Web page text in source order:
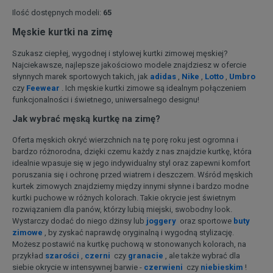
Ilość dostępnych modeli: 65
Męskie kurtki na zimę
Szukasz ciepłej, wygodnej i stylowej kurtki zimowej męskiej?
Najciekawsze, najlepsze jakościowo modele znajdziesz w ofercie
słynnych marek sportowych takich, jak adidas , Nike , Lotto , Umbro
czy Feewear . Ich męskie kurtki zimowe są idealnym połączeniem
funkcjonalności i świetnego, uniwersalnego designu!
Jak wybrać męską kurtkę na zimę?
Oferta męskich okryć wierzchnich na tę porę roku jest ogromna i
bardzo różnorodna, dzięki czemu każdy z nas znajdzie kurtkę, która
idealnie wpasuje się w jego indywidualny styl oraz zapewni komfort
poruszania się i ochronę przed wiatrem i deszczem. Wśród męskich
kurtek zimowych znajdziemy między innymi słynne i bardzo modne
kurtki puchowe w różnych kolorach. Takie okrycie jest świetnym
rozwiązaniem dla panów, którzy lubią miejski, swobodny look.
Wystarczy dodać do niego dżinsy lub joggery oraz sportowe buty
zimowe , by zyskać naprawdę oryginalną i wygodną stylizację.
Możesz postawić na kurtkę puchową w stonowanych kolorach, na
przykład szarości , czerni czy granacie , ale także wybrać dla
siebie okrycie w intensywnej barwie - czerwieni czy niebieskim !
ciepło, a pojemny kaptur doskonale ochroni przed chłodnym
Larton lub trzykolorowa Fila Kruzan? Do barwnej odzieży
przyćmiewały koloru kurtki — i pokaż swój charakter za
pomocą odzieży wierzchniej!